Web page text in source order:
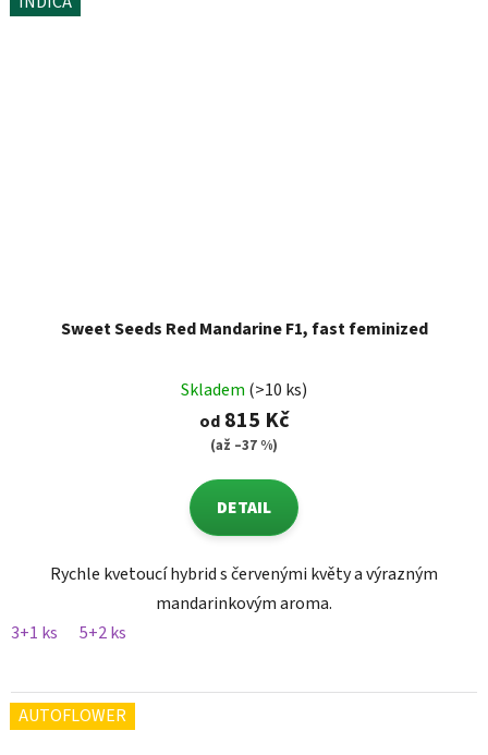
Sweet Seeds Red Mandarine F1, fast feminized
Skladem (>10 ks)
od815 Kč
(až –37 %)
DETAIL
Rychle kvetoucí hybrid s červenými květy a výrazným
mandarinkovým aroma.
3+1 ks
5+2 ks
AUTOFLOWER